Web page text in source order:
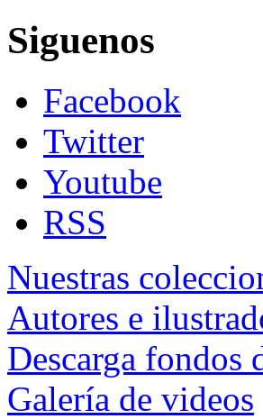
Siguenos
Facebook
Twitter
Youtube
RSS
Nuestras
Autores e
Descarga fondos
Galería de videos